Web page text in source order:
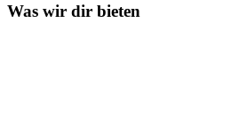
Was wir dir bieten